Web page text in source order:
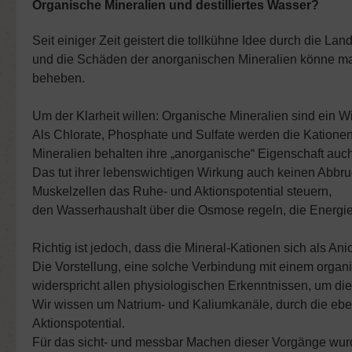
Organische Mineralien und destilliertes Wasser?
Seit einiger Zeit geistert die tollkühne Idee durch die
und die Schäden der anorganischen Mineralien könne
beheben.
Um der Klarheit willen: Organische Mineralien sind ein
Als Chlorate, Phosphate und Sulfate werden die
Mineralien behalten ihre „anorganische“ Eigenschaft
Das tut ihrer lebenswichtigen Wirkung auch keinen
Muskelzellen das Ruhe- und Aktionspotential steuern,
den Wasserhaushalt über die Osmose regeln, die
Richtig ist jedoch, dass die Mineral-Kationen sich als
Die Vorstellung, eine solche Verbindung mit einem
widerspricht allen physiologischen Erkenntnissen, um
Wir wissen um Natrium- und Kaliumkanäle, durch die
Aktionspotential.
Für das sicht- und messbar Machen dieser Vorgänge